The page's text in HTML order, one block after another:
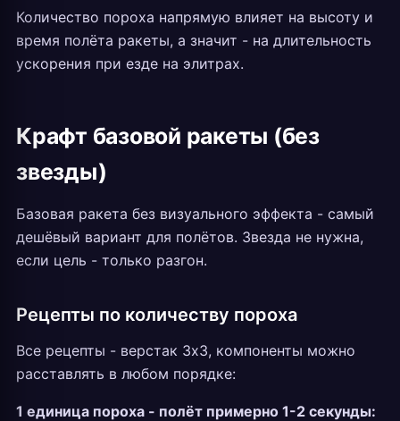
Количество пороха напрямую влияет на высоту и
время полёта ракеты, а значит - на длительность
ускорения при езде на элитрах.
Крафт базовой ракеты (без
звезды)
Базовая ракета без визуального эффекта - самый
дешёвый вариант для полётов. Звезда не нужна,
если цель - только разгон.
Рецепты по количеству пороха
Все рецепты - верстак 3x3, компоненты можно
расставлять в любом порядке:
1 единица пороха - полёт примерно 1-2 секунды: